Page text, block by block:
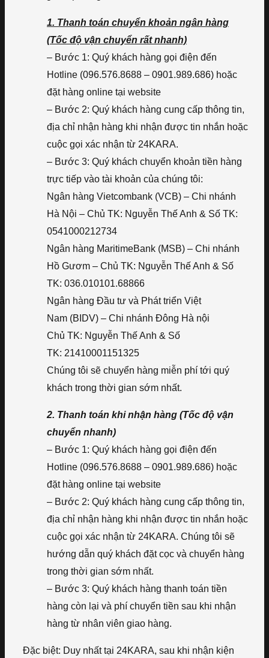
1. Thanh toán chuyển khoản ngân hàng
(Tốc độ vận chuyển rất nhanh)
– Bước 1: Quý khách hàng gọi điện đến
Hotline (096.576.8688 – 0901.989.686) hoặc
đặt hàng online tại website
– Bước 2: Quý khách hàng cung cấp thông tin,
địa chỉ nhận hàng khi nhận được tin nhắn hoặc
cuộc gọi xác nhận từ 24KARA.
– Bước 3: Quý khách chuyển khoản tiền hàng
trực tiếp vào tài khoản của chúng tôi:
Ngân hàng Vietcombank (VCB) – Chi nhánh
Hà Nội – Chủ TK: Nguyễn Thế Anh & Số TK:
0541000212734
Ngân hàng MaritimeBank (MSB) – Chi nhánh
Hồ Gươm – Chủ TK: Nguyễn Thế Anh & Số
TK: 036.010101.68866
Ngân hàng Đầu tư và Phát triển Việt
Nam (BIDV) – Chi nhánh Đông Hà nội
Chủ TK: Nguyễn Thế Anh & Số
TK: 21410001151325
Chúng tôi sẽ chuyển hàng miễn phí tới quý
khách trong thời gian sớm nhất.
2. Thanh toán khi nhận hàng (Tốc độ vận
chuyển nhanh)
– Bước 1: Quý khách hàng gọi điện đến
Hotline (096.576.8688 – 0901.989.686) hoặc
đặt hàng online tại website
– Bước 2: Quý khách hàng cung cấp thông tin,
địa chỉ nhận hàng khi nhận được tin nhắn hoặc
cuộc gọi xác nhận từ 24KARA. Chúng tôi sẽ
hướng dẫn quý khách đặt cọc và chuyển hàng
trong thời gian sớm nhất.
– Bước 3: Quý khách hàng thanh toán tiền
hàng còn lại và phí chuyển tiền sau khi nhận
hàng từ nhân viên giao hàng.
Đặc biệt: Duy nhất tại 24KARA, sau khi nhận kiện